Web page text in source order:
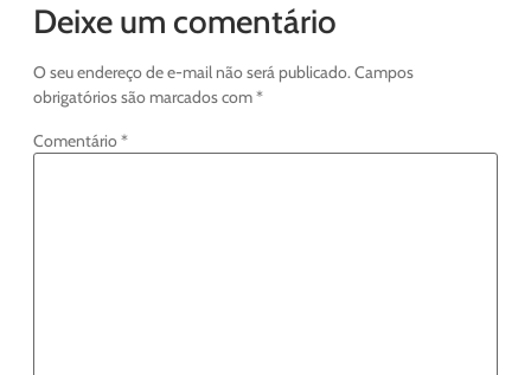
Deixe um comentário
O seu endereço de e-mail não será publicado.Campos
obrigatórios são marcados com*
Comentário*